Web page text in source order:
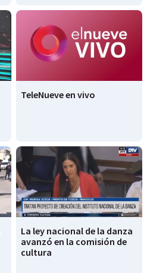
TeleNueve en vivo
La ley nacional de la danza
avanzó en la comisión de
cultura